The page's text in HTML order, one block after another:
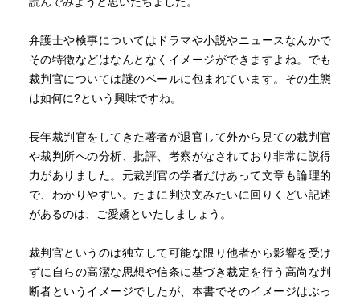
弁護士や検事についてはドラマや小説やニュースなんかで
その特徴などはなんとなくイメージができますよね。でも
裁判官については謎のベールに包まれています。その生態
は如何に?という興味ですね。
長年裁判官をしてきた著者が退官して外から見ての裁判官
や裁判所への分析、批評、考察がなされており非常に説得
力がありました。元裁判官の学者だけあって文章も論理的
で、わかりやすい。たまに判決文みたいに回りくどい記述
があるのは、ご愛嬌といたしましょう。
裁判官というのは独立して可能な限り他者から影響を受け
ずに自らの高潔な思想や信条に基づき裁定を行う高尚な判
断者というイメージでしたが、本書でそのイメージはぶっ